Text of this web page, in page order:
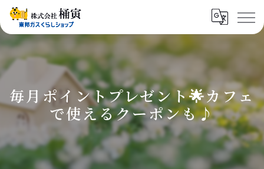
毎月ポイントプレゼント🌟カフェ
で使えるクーポンも♪